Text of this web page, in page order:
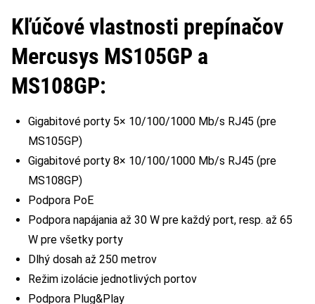
Kľúčové vlastnosti prepínačov
Mercusys MS105GP a
MS108GP:
Gigabitové porty 5× 10/100/1000 Mb/s RJ45 (pre
MS105GP)
Gigabitové porty 8× 10/100/1000 Mb/s RJ45 (pre
MS108GP)
Podpora PoE
Podpora napájania až 30 W pre každý port, resp. až 65
W pre všetky porty
Dlhý dosah až 250 metrov
Režim izolácie jednotlivých portov
Podpora Plug&Play